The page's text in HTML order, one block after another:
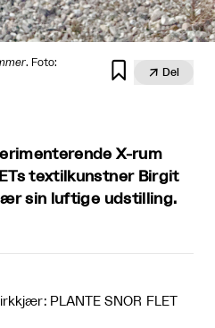
. Foto:
  Del
X-rum
textilkunstner Birgit
sin luftige udstilling.
PLANTE SNOR FLET